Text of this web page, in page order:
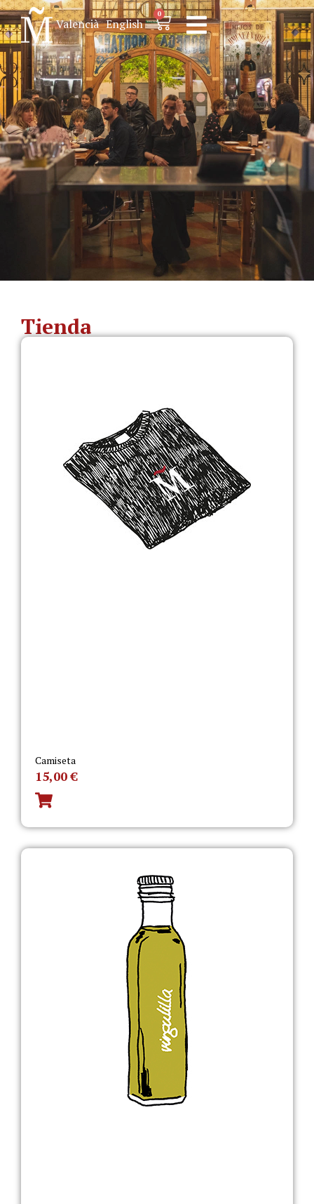
Valencià English
0
Tienda
Camiseta
15,00€